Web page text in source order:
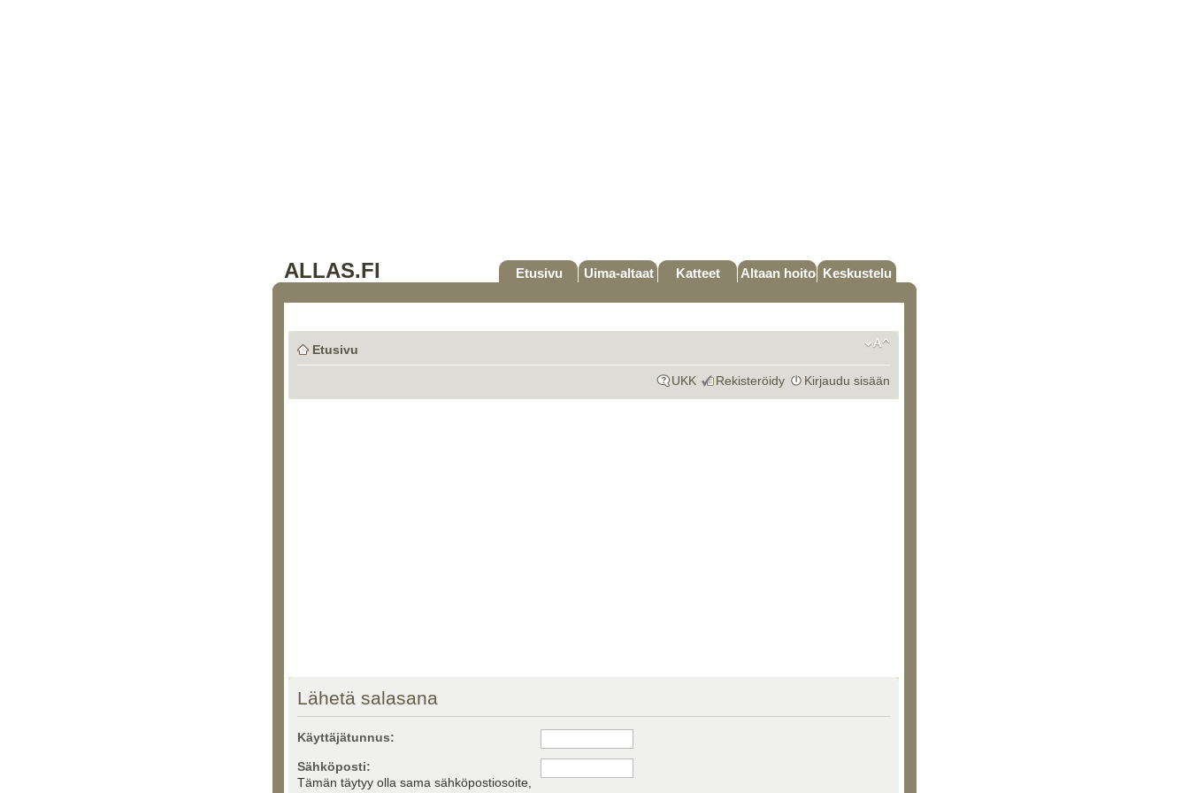
ALLAS.FI Etusivu Uima-altaat Katteet Altaan hoito Keskustelu
Etusivu
UKK Rekisteröidy Kirjaudu sisään
Lähetä salasana
Käyttäjätunnus:
Sähköposti:
Tämän täytyy olla sama sähköpostiosoite,